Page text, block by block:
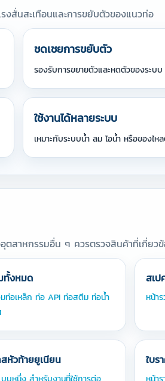
สั่นสะเทือนและการขยับตัวของแนวท่อ
ชดเชยการขยับตัว
รองรับการขยายตัวและหดตัวของระ
ใช้งานได้หลายระบบ
เหมาะกับระบบน้ำ ลม ไอน้ำ หรือของไห
าหกรรมอื่น ๆ ควรตรวจสินค้าที่เกี่ยว
ทั้งหมด
ท่อเหล็ก ท่อ API ท่อสตีม ท่อน้ำ
สเป
หน้า
หัวท้ายยูเนียน ใบร